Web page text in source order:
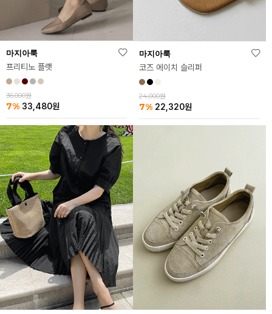
마지아룩
프리티노 플랫
36,000원
7% 33,480원
마지아룩
코즈 에이치 슬리퍼
24,000원
7% 22,320원